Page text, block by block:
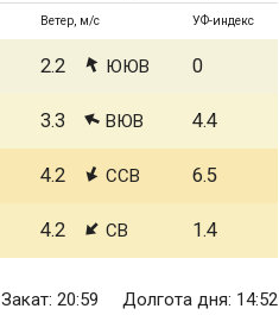
Ветер, м/с УФ-индекс
2.2 ЮЮВ 0
3.3 ВЮВ 4.4
4.2 ССВ 6.5
4.2 СВ 1.4
Закат: 20:59 Долгота дня: 14:52